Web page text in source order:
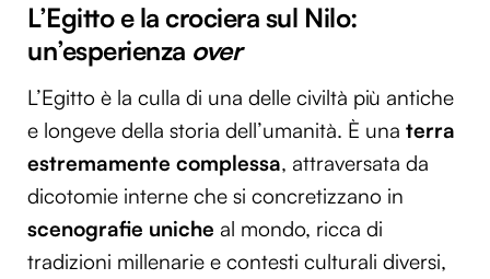
L’Egitto e la crociera sul Nilo:
un’esperienza over
L’Egitto è la culla di una delle civiltà più antiche
e longeve della storia dell’umanità. È una terra
estremamente complessa, attraversata da
dicotomie interne che si concretizzano in
scenografie uniche al mondo, ricca di
tradizioni millenarie e contesti culturali diversi,